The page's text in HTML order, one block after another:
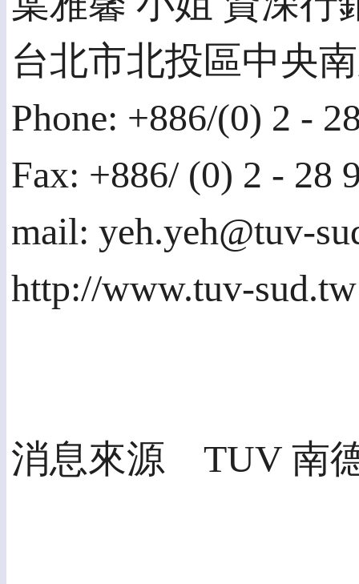
台北市北投區中央
Phone: +886/(0) 2 -
Fax: +886/ (0) 2 - 28
mail: yeh.yeh@tuv-
http://www.tuv-sud.tw
消息來源 TUV 南